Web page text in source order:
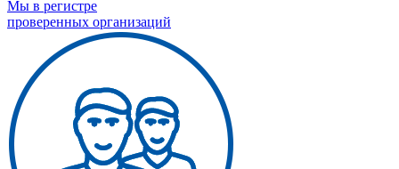
Мы в регистре
проверенных организаций